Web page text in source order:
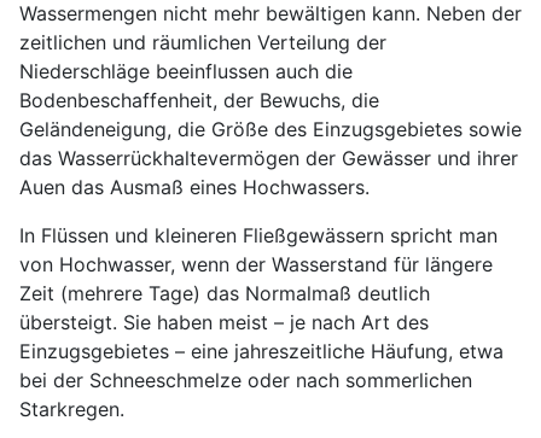
Wassermengen nicht mehr bewältigen kann. Neben der
zeitlichen und räumlichen Verteilung der
Niederschläge beeinflussen auch die
Bodenbeschaffenheit, der Bewuchs, die
Geländeneigung, die Größe des Einzugsgebietes sowie
das Wasserrückhaltevermögen der Gewässer und ihrer
Auen das Ausmaß eines Hochwassers.
In Flüssen und kleineren Fließgewässern spricht man
von Hochwasser, wenn der Wasserstand für längere
Zeit (mehrere Tage) das Normalmaß deutlich
übersteigt. Sie haben meist – je nach Art des
Einzugsgebietes – eine jahreszeitliche Häufung, etwa
bei der Schneeschmelze oder nach sommerlichen
Starkregen.